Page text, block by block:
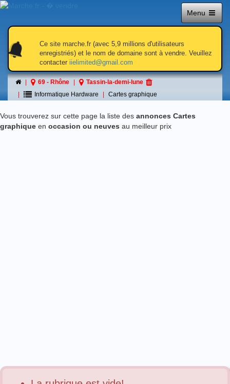
Menu
notifications
notifications
Ce site marche.fr (avec 5,9 millions d'utilisateurs
enregistriés) et le nom de domaine sont à vendre. Veuillez
contacter iielimited@gmail.com
69 - Rhône
Tassin-la-demi-lune
Informatique Hardware
Cartes graphique
Cartes graphique
á Tassin-la-demi-lune
Vous trouverez sur cette page la liste des annonces Cartes
graphique en occasion ou neuves au meilleur prix